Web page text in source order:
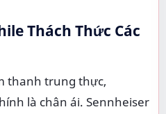
Thách Thức Các
thanh trung thực,
là chân ái. Sennheiser